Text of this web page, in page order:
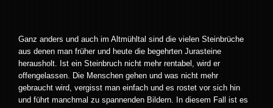
Ganz anders und auch im Altmühltal sind die vielen Steinbrüche
aus denen man früher und heute die begehrten Jurasteine
herausholt. Ist ein Steinbruch nicht mehr rentabel, wird er
offengelassen. Die Menschen gehen und was nicht mehr
gebraucht wird, vergisst man einfach und es rostet vor sich hin
und führt manchmal zu spannenden Bildern. In diesem Fall ist es